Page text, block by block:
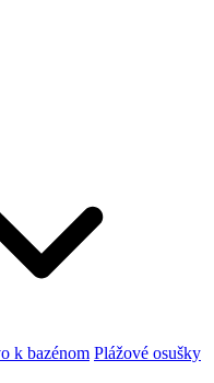
k bazénom Plážové osušky